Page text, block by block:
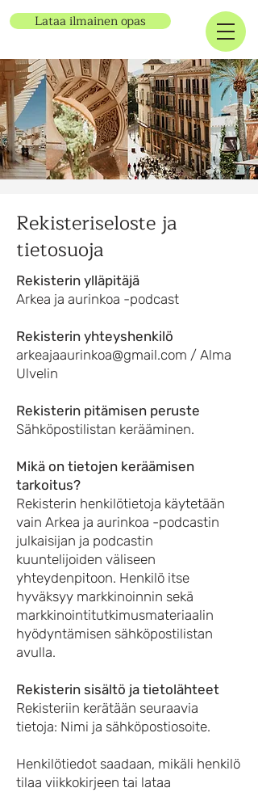
Lataa ilmainen opas
Rekisteriseloste ja
tietosuoja
Rekisterin ylläpitäjä
Arkea ja aurinkoa -podcast
Rekisterin yhteyshenkilö
arkeajaaurinkoa@gmail.com / Alma
Ulvelin
Rekisterin pitämisen peruste
Sähköpostilistan kerääminen.
Mikä on tietojen keräämisen
tarkoitus?
Rekisterin henkilötietoja käytetään
vain Arkea ja aurinkoa -podcastin
julkaisijan ja podcastin
kuuntelijoiden väliseen
yhteydenpitoon. Henkilö itse
hyväksyy markkinoinnin sekä
markkinointitutkimusmateriaalin
hyödyntämisen sähköpostilistan
avulla.
Rekisterin sisältö ja tietolähteet
Rekisteriin kerätään seuraavia
tietoja: Nimi ja sähköpostiosoite.
Henkilötiedot saadaan, mikäli henkilö
tilaa viikkokirjeen tai lataa